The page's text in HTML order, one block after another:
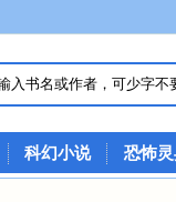
科幻小说 恐怖